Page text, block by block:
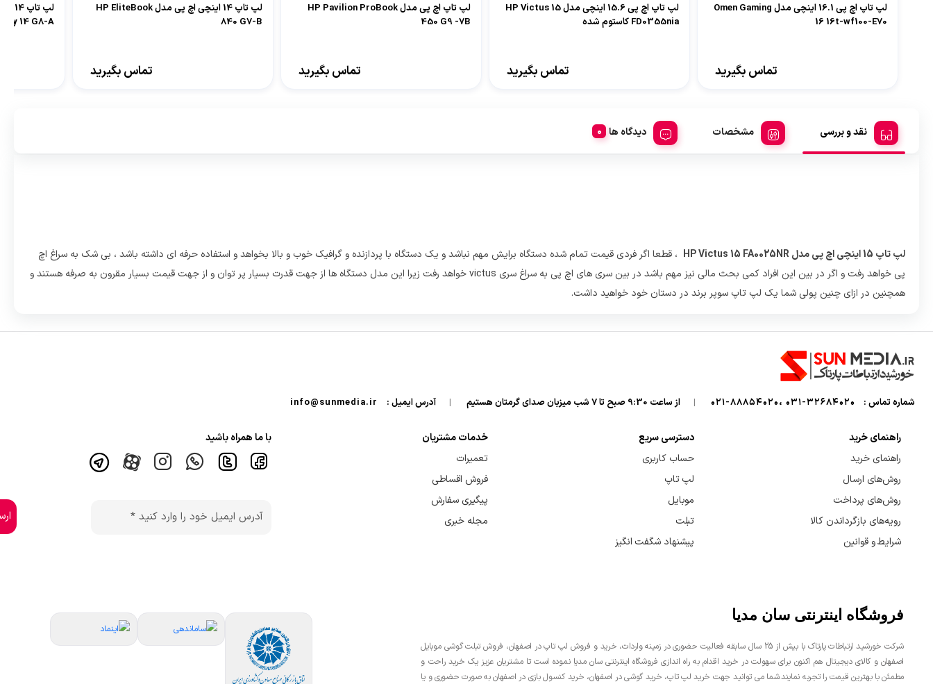
لپ تاپ اچ‌ پی 16.1 اینچی مدل Omen Gaming
16 16t-wf100-E70
تماس بگیرید
لپ تاپ اچ پی 15.6 اینچی مدل HP Victus 15
FD0355nia کاستوم شده
تماس بگیرید
لپ تاپ اچ پی مدل HP Pavilion ProBook
450 G9 -7B
تماس بگیرید
لپ تاپ 14 اینچی اچ پی مدل HP EliteBook
840 G7-B
تماس بگیرید
14 G8-A
نقد و بررسی مشخصات دیدگاه ها
لپ تاپ 15 اینچی اچ پی مدل HP Victus 15 FA0025NR
، قطعا اگر فردی قیمت تمام شده دستگاه برایش مهم نباشد و یک دستگاه با پردازنده و گرافیک خوب و بالا بخواهد و استفاده حرفه ای داشته باشد ، بی شک به سراغ اچ
پی خواهد رفت و اگر در بین این افراد کمی بحث مالی نیز مهم باشد در بین سری های اچ پی به سراغ سری victus خواهد رفت زیرا این مدل دستگاه ها از جهت قدرت بسیار پر توان و از جهت قیمت بسیار مقرون به صرفه هستند و
همچنین در ازای چنین پولی شما یک لپ تاپ سوپر برند در دستان خود خواهید داشت.
شماره تماس : 32684020-031 ،88854020-021 | از ساعت 9:30 صبح تا 7 شب میزبان صدای گرمتان هستیم | آدرس ایمیل :
راهنمای خرید
راهنمای خرید
روش‌های ارسال
روش‌های پرداخت
رویه‌های بازگرداندن کالا
شرایط و قوانین
دسترسی سریع
حساب کاربری
لپ تاپ
موبایل
تبلت
پیشنهاد شگفت انگیز
خدمات مشتریان
تعمیرات
فروش اقساطی
پیگیری سفارش
مجله خبری
با ما همراه باشید
فروشگاه اینترنتی سان مدیا
شرکت خورشید ارتباطات پارتاک با بیش از 25 سال سابقه فعالیت حضوری در زمینه واردات، خرید و فروش لپ تاپ در اصفهان، فروش تبلت گوشی موبایل
اصفهان و کالای دیجیتال هم اکنون برای سهولت در خرید اقدام به راه اندازی فروشگاه اینترنتی سان مدیا نموده است تا مشتریان عزیز یک خرید راحت و
مطمئن با بهترین قیمت را تجربه نمایند.شما می توانید جهت خرید لپ تاپ، خرید گوشی در اصفهان، خرید کنسول بازی در اصفهان به صورت حضوری و یا